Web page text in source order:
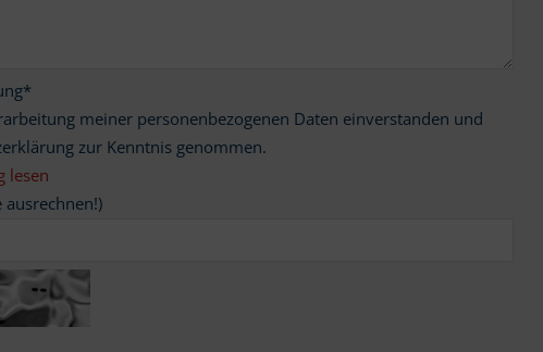
*
zur Kenntnis genommen.
lesen
ausrechnen!)